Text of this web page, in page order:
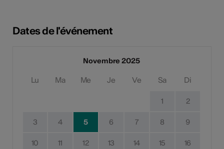
Dates de l'événement
Novembre 2025
Lu Ma Me Je Ve Sa Di
1 2
3 4 5 6 7 8 9
10 11 12 13 14 15 16